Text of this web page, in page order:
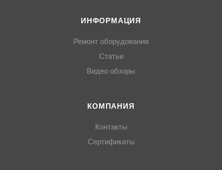
ИНФОРМАЦИЯ
Ремонт оборудования
Статьи
Видео обзоры
КОМПАНИЯ
Контакты
Сертификаты